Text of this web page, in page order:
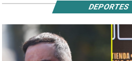
DEPORTES